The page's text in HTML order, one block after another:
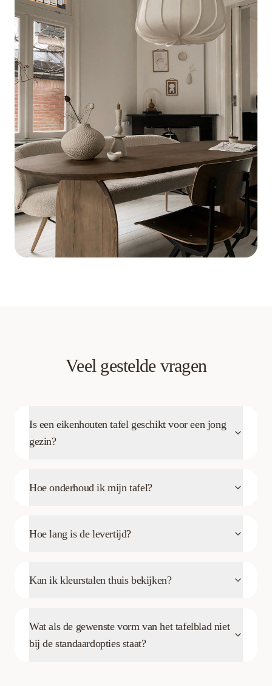
Veel gestelde vragen
Is een eikenhouten tafel geschikt voor een jong
gezin?
Hoe onderhoud ik mijn tafel?
Hoe lang is de levertijd?
Kan ik kleurstalen thuis bekijken?
Wat als de gewenste vorm van het tafelblad niet
bij de standaardopties staat?